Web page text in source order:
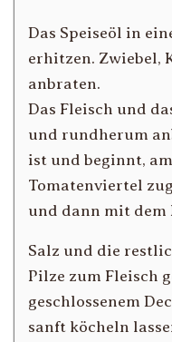
Das Speiseöl in
erhitzen. Zwiebel,
anbraten.
Das Fleisch und
und rundherum
ist und beginnt,
Tomatenviertel
und dann mit dem
Salz und die
Pilze zum Fleisch
geschlossenem
sanft köcheln